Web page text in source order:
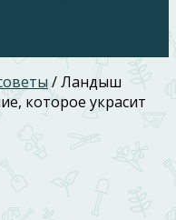
/Ландыш
которое украсит